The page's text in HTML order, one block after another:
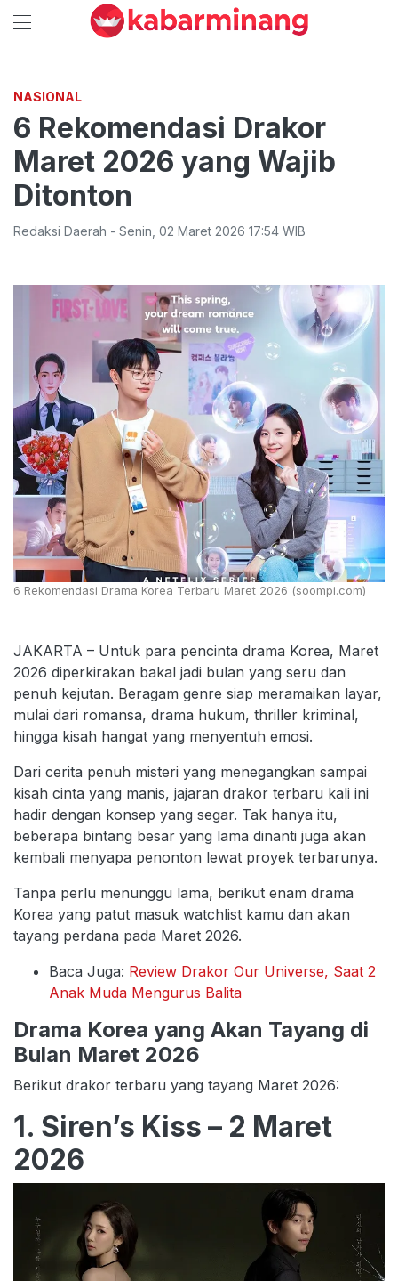
NASIONAL
6 Rekomendasi Drakor
Maret 2026 yang Wajib
Ditonton
Redaksi Daerah - Senin 02 Maret 2026 17:54 WIB
6 Rekomendasi Drama Korea Terbaru Maret 2026 (soompi.com)
JAKARTA – Untuk para pencinta drama Korea, Maret
2026 diperkirakan bakal jadi bulan yang seru dan
penuh kejutan. Beragam genre siap meramaikan layar,
mulai dari romansa, drama hukum, thriller kriminal,
hingga kisah hangat yang menyentuh emosi.
Dari cerita penuh misteri yang menegangkan sampai
kisah cinta yang manis, jajaran drakor terbaru kali ini
hadir dengan konsep yang segar. Tak hanya itu,
beberapa bintang besar yang lama dinanti juga akan
kembali menyapa penonton lewat proyek terbarunya.
Tanpa perlu menunggu lama, berikut enam drama
Korea yang patut masuk watchlist kamu dan akan
tayang perdana pada Maret 2026.
Baca Juga: Review Drakor Our Universe, Saat 2
Anak Muda Mengurus Balita
Drama Korea yang Akan Tayang di
Bulan Maret 2026
Berikut drakor terbaru yang tayang Maret 2026:
1. Siren’s Kiss – 2 Maret
2026